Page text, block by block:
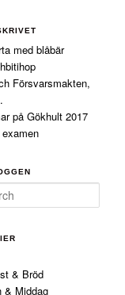
med blåbär
Försvarsmakten,
på Gökhult 2017
& Bröd
& Middag